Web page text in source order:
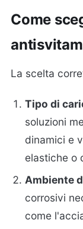
Come
La scelta
Tipo di
soluzioni
dinamici e
elastiche o
Ambiente
corrosivi
come